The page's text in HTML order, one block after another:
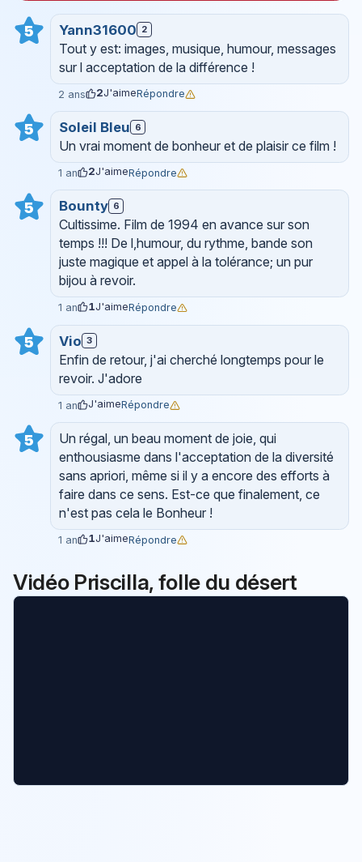
5 Yann31600 2
Tout y est: images, musique, humour, messages
sur l acceptation de la différence !
2 ans 2J'aimeRépondre
5 Soleil Bleu 6
Un vrai moment de bonheur et de plaisir ce film !
1 an 2J'aimeRépondre
5 Bounty 6
Cultissime. Film de 1994 en avance sur son
temps !!! De l,humour, du rythme, bande son
juste magique et appel à la tolérance; un pur
bijou à revoir.
1 an 1J'aimeRépondre
5 Vio 3
Enfin de retour, j'ai cherché longtemps pour le
revoir. J'adore
1 an J'aimeRépondre
5
Un régal, un beau moment de joie, qui
enthousiasme dans l'acceptation de la diversité
sans apriori, même si il y a encore des efforts à
faire dans ce sens. Est-ce que finalement, ce
n'est pas cela le Bonheur !
1 an 1J'aimeRépondre
Vidéo Priscilla, folle du désert